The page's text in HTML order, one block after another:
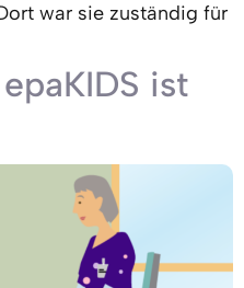
war sie zuständig für
ist